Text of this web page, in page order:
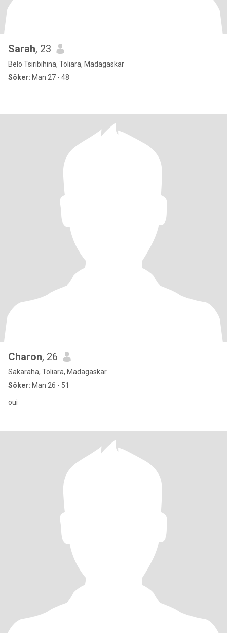
Sarah, 23
Belo Tsiribihina, Toliara, Madagaskar
Söker: Man 27 - 48
Charon, 26
Sakaraha, Toliara, Madagaskar
Söker: Man 26 - 51
oui